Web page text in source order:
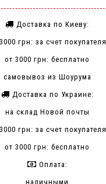
Доставка по Киеву:
грн: за счет покупателя
от 3000 грн: бесплатно
самовывоз из Шоурума
Доставка по Украине:
на склад Новой почты
грн: за счет покупателя
от 3000 грн: бесплатно
Оплата:
наличными